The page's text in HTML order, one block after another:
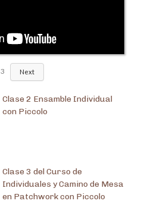
3 Next
Clase 2 Ensamble Individual
con Piccolo
Clase 3 del Curso de
Individuales y Camino de Mesa
en Patchwork con Piccolo